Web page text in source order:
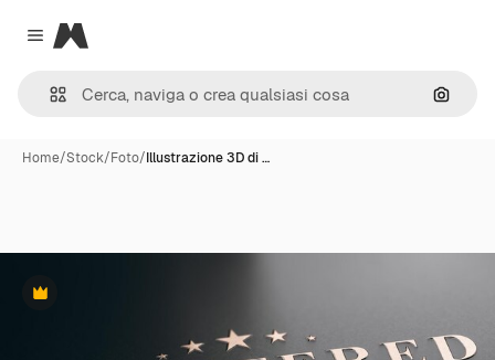
Close menu
Magnific
Cerca
Home/Stock/Foto/Illustrazione 3D di …
Premium